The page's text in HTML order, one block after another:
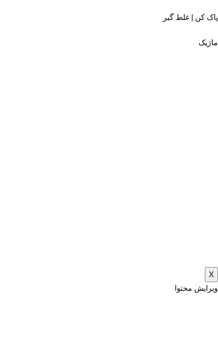
پاک کن | غلط گیر
ماژیک
X
ویرایش محتوا